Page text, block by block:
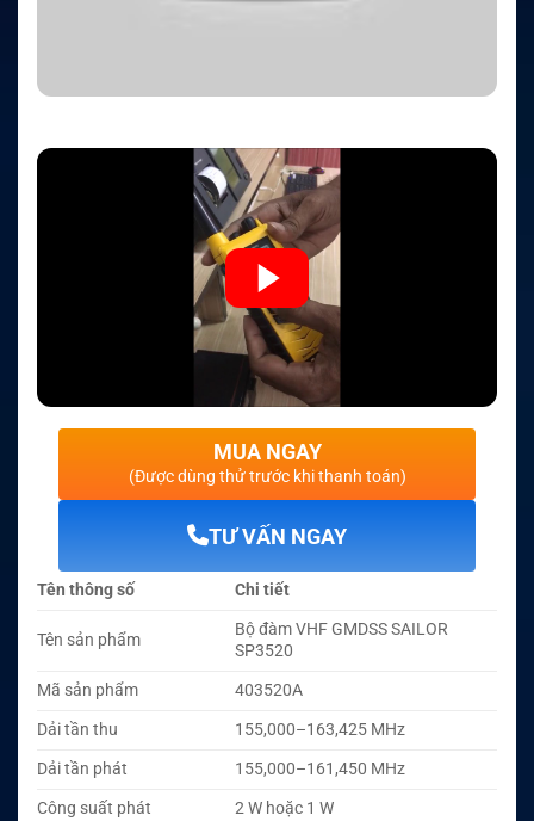
MUA NGAY
(Được dùng thử trước khi thanh toán)
TƯ VẤN NGAY
Tên thông số Chi tiết
Tên sản phẩm
Bộ đàm VHF GMDSS SAILOR
SP3520
Mã sản phẩm
403520A
Dải tần thu
155,000–163,425 MHz
Dải tần phát
155,000–161,450 MHz
Công suất phát
2 W hoặc 1 W